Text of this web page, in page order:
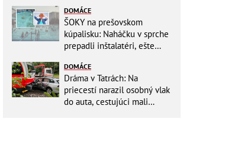
priznal
DOMÁCE
ŠOKY na prešovskom
kúpalisku: Naháčku v sprche
prepadli inštalatéri, ešte
BAZÉNE
DOMÁCE
Dráma v Tatrách: Na
priecestí narazil osobný vlak
do auta, cestujúci mali